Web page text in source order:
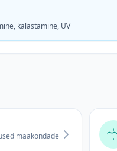
kalastamine, UV
maakondade